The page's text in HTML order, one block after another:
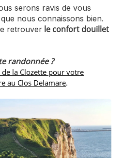
serons ravis de vous
nous connaissons bien.
retrouver le confort douillet
randonnée ?
la Clozette pour votre
au Clos Delamare.